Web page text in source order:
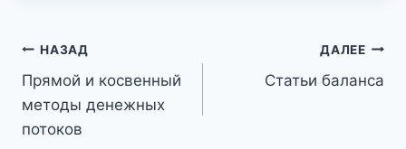
Навигация
по
записям
НАЗАД
Прямой и косвенный
методы денежных
потоков
ДАЛЕЕ
Статьи баланса